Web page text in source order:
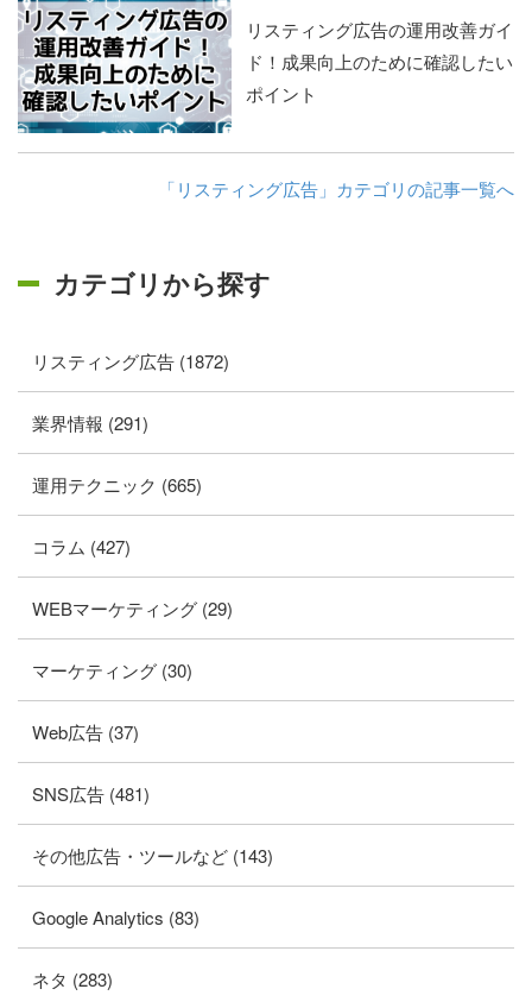
リスティング広告の運用改善ガイ
ド！成果向上のために確認したい
ポイント
「リスティング広告」カテゴリの記事一覧へ
カテゴリから探す
リスティング広告 (1872)
業界情報 (291)
運用テクニック (665)
コラム (427)
WEBマーケティング (29)
マーケティング (30)
Web広告 (37)
SNS広告 (481)
その他広告・ツールなど (143)
Google Analytics (83)
ネタ (283)